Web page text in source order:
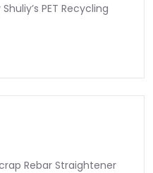
PET Recycling
Rebar Straightener